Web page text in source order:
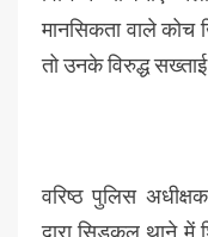
मानसिकता वाले कोच
तो उनके विरुद्ध सख्ताई
वरिष्ठ पुलिस
द्वारा सिडकुल थाने